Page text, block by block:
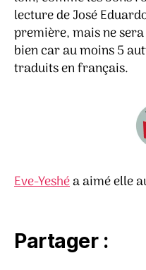
lecture de José
première, mais ne
bien car au moins 5
traduits en français.
Eve-Yeshéa aimé elle
Partager :